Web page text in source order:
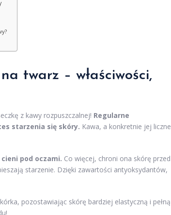
twarz – właściwości,
z kawy rozpuszczalnej! Regularne
starzenia się skóry. Kawa, a konkretnie jej liczne
pod oczami. Co więcej, chroni ona skórę przed
starzenie. Dzięki zawartości antyoksydantów,
pozostawiając skórę bardziej elastyczną i pełną